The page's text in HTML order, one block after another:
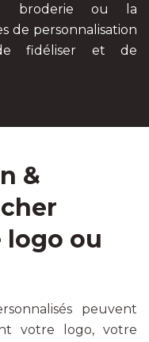
la broderie ou la
de personnalisation
fidéliser et de
&
ou
peuvent
votre logo, votre